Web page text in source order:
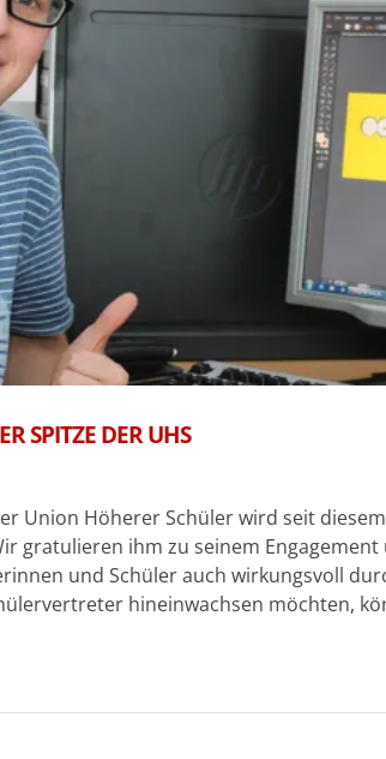
SPITZE DER UHS
Union Höherer Schüler wird seit
gratulieren ihm zu seinem
und Schüler auch wirkungsvoll
hineinwachsen möchten,